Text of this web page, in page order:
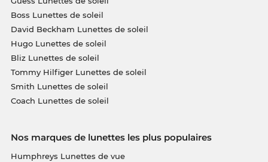
Boss Lunettes de soleil
David Beckham Lunettes de soleil
Hugo Lunettes de soleil
Bliz Lunettes de soleil
Tommy Hilfiger Lunettes de soleil
Smith Lunettes de soleil
Coach Lunettes de soleil
Nos marques de lunettes les plus populaires
Humphreys Lunettes de vue